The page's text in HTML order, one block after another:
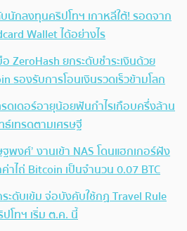
นักลงทุนคริปโทฯ เกาหลีใต้! รอดจาก
Wallet ได้อย่างไร
ZeroHash ยกระดับชำระเงินด้วย
รองรับการโอนเงินรวดเร็วข้ามโลก
ดเดอร์อายุน้อยฟันกำไรเกือบครึ่งล้าน
เทรดตามเศรษฐี
ฐพงศ์’ งานเข้า NAS โดนแฮกเกอร์ฝัง
ค่าไถ่ Bitcoin เป็นจำนวน 0.07 BTC
ะดับเข้ม จ่อบังคับใช้กฏ Travel Rule
โทฯ เริ่ม ต.ค. นี้